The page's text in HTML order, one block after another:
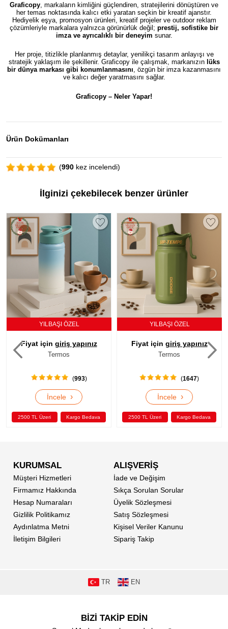
Graficopy , markaların kimliğini güçlendiren, stratejilerini dönüştüren ve
her temas noktasında kalıcı etki yaratan seçkin bir kreatif ajanstır.
Hediyelik eşya, promosyon ürünleri, kreatif projeler ve outdoor reklam
çözümleriyle markalara yalnızca görünürlük değil; prestij, sofistike bir
imza ve ayrıcalıklı bir deneyim sunar.
Her proje, titizlikle planlanmış detaylar, yenilikçi tasarım anlayışı ve
stratejik yaklaşım ile şekillenir. Graficopy ile çalışmak, markanızın lüks
bir dünya markası gibi konumlanmasını, özgün bir imza kazanmasını
ve kalıcı değer yaratmasını sağlar.
Graficopy – Neler Yapar!
Ürün Dokümanları
(990 kez incelendi)
İlginizi çekebilecek benzer ürünler
YILBAŞI ÖZEL
Fiyat için giriş yapınız
Termos
(993)
İncele ›
2500 TL Üzeri Kargo Bedava
YILBAŞI ÖZEL
Fiyat için giriş yapınız
Termos
(1647)
İncele ›
2500 TL Üzeri Kargo Bedava
KURUMSAL
Müşteri Hizmetleri
Firmamız Hakkında
Hesap Numaraları
Gizlilik Politikamız
Aydınlatma Metni
İletişim Bilgileri
ALIŞVERİŞ
İade ve Değişim
Sıkça Sorulan Sorular
Üyelik Sözleşmesi
Satış Sözleşmesi
Kişisel Veriler Kanunu
Sipariş Takip
TR EN
BİZİ TAKİP EDİN